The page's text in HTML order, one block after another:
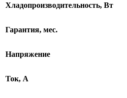
Хладопроизводительность, Вт
Гарантия, мес.
Напряжение
Ток, А